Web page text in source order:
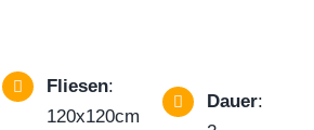
Fliesen:
120x120cm
Dauer: